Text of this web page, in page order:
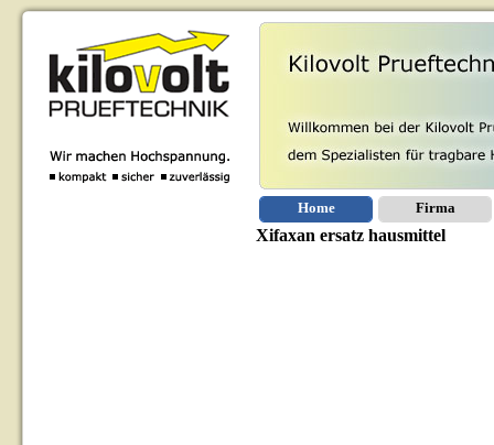
Home Firma
Xifaxan ersatz hausmittel